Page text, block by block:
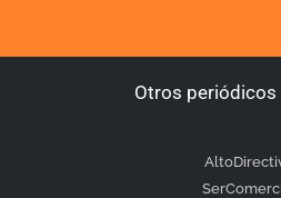
Otros periódicos